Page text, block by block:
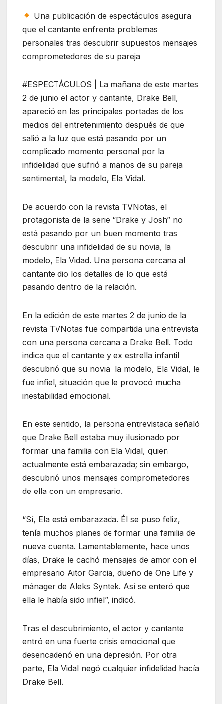
Una publicación de espectáculos asegura
que el cantante enfrenta problemas
personales tras descubrir supuestos mensajes
comprometedores de su pareja
#ESPECTÁCULOS | La mañana de este martes
2 de junio el actor y cantante, Drake Bell,
apareció en las principales portadas de los
medios del entretenimiento después de que
salió a la luz que está pasando por un
complicado momento personal por la
infidelidad que sufrió a manos de su pareja
sentimental, la modelo, Ela Vidal.
De acuerdo con la revista TVNotas, el
protagonista de la serie “Drake y Josh” no
está pasando por un buen momento tras
descubrir una infidelidad de su novia, la
modelo, Ela Vidad. Una persona cercana al
cantante dio los detalles de lo que está
pasando dentro de la relación.
En la edición de este martes 2 de junio de la
revista TVNotas fue compartida una entrevista
con una persona cercana a Drake Bell. Todo
indica que el cantante y ex estrella infantil
descubrió que su novia, la modelo, Ela Vidal, le
fue infiel, situación que le provocó mucha
inestabilidad emocional.
En este sentido, la persona entrevistada señaló
que Drake Bell estaba muy ilusionado por
formar una familia con Ela Vidal, quien
actualmente está embarazada; sin embargo,
descubrió unos mensajes comprometedores
de ella con un empresario.
“Sí, Ela está embarazada. Él se puso feliz,
tenía muchos planes de formar una familia de
nueva cuenta. Lamentablemente, hace unos
días, Drake le cachó mensajes de amor con el
empresario Aitor Garcia, dueño de One Life y
mánager de Aleks Syntek. Así se enteró que
ella le había sido infiel”, indicó.
Tras el descubrimiento, el actor y cantante
entró en una fuerte crisis emocional que
desencadenó en una depresión. Por otra
parte, Ela Vidal negó cualquier infidelidad hacía
Drake Bell.